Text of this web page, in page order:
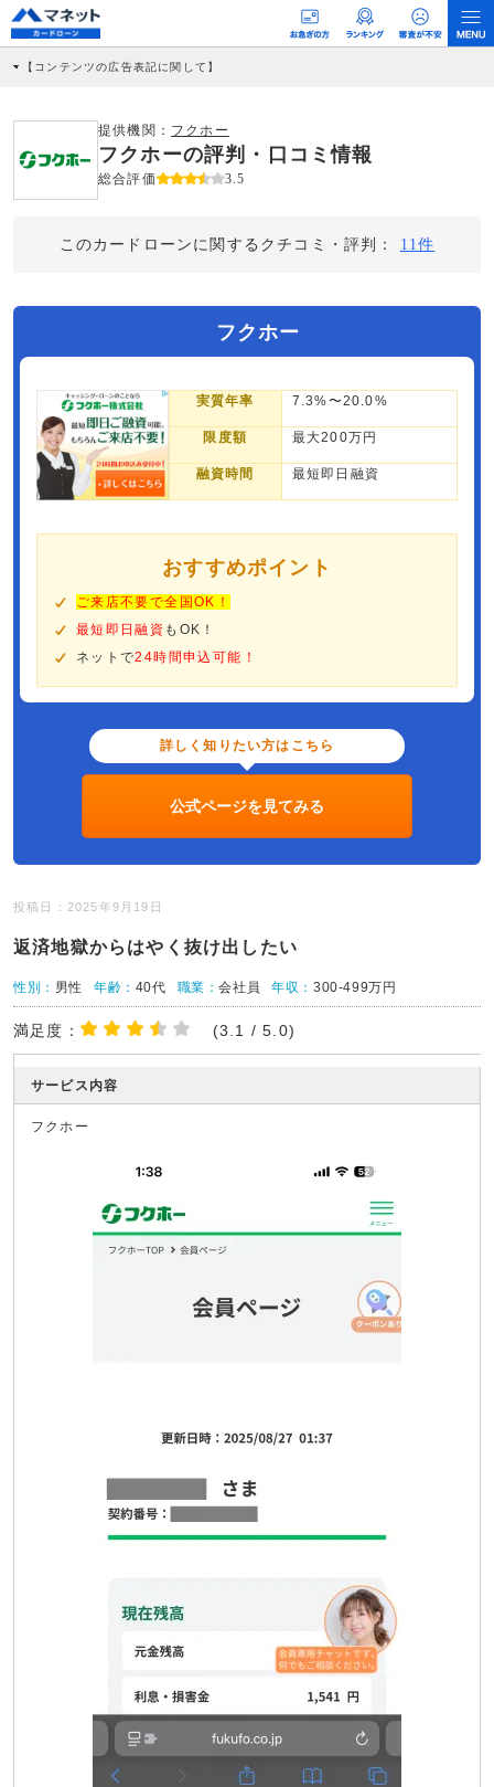
【コンテンツの広告表記に関して】
社に対して企業から紹介報酬が支払われるという収益モデルです。 ただし、特定の
商品を根拠なくPRするものではなく、当編集部の調査／ユーザーへの口コミ収集な
どに基づき、公平性を担保した情報提供を行っています。
>提携企業一覧
提供機関： フクホー
フクホーの評判・口コミ情報
総合評価 3.5
このカードローンに関するクチコミ・評判： 11件
フクホー
実質年率 7.3%〜20.0%
限度額 最大200万円
融資時間 最短即日融資
おすすめポイント
ご来店不要で全国OK！
最短即日融資 もOK！
ネットで24時間申込可能！
詳しく知りたい方はこちら
公式ページを見てみる
投稿日：2025年9月19日
返済地獄からはやく抜け出したい
性別： 男性 年齢： 40代 職業：会社員 年収：300-499万円
満足度： (3.1 / 5.0)
サービス内容
フクホー